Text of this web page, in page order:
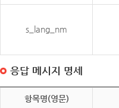
s_lang_nm
응답 메시지 명세
항목명(영문)